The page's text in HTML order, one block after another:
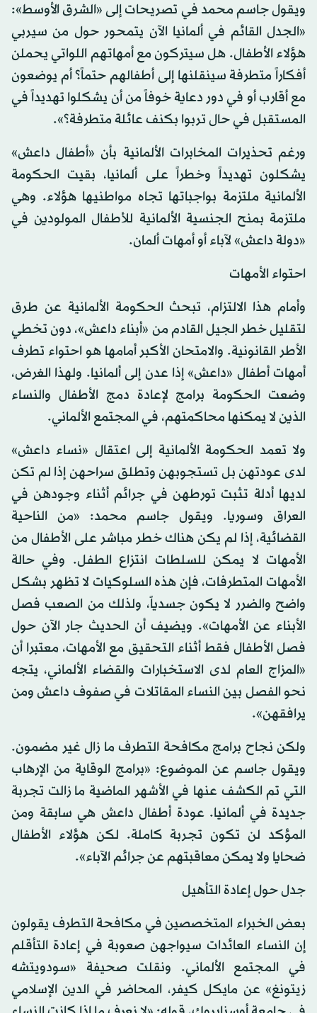
ويقول جاسم محمد في تصريحات إلى «الشرق الأوسط»:
«الجدل القائم في ألمانيا الآن يتمحور حول من سيربي
هؤلاء الأطفال. هل سيتركون مع أمهاتهم اللواتي يحملن
أفكاراً متطرفة سينقلنها إلى أطفالهم حتماً؟ أم يوضعون
مع أقارب أو في دور دعاية خوفاً من أن يشكلوا تهديداً في
المستقبل في حال تربوا بكنف عائلة متطرفة؟».
ورغم تحذيرات المخابرات الألمانية بأن «أطفال داعش»
يشكلون تهديداً وخطراً على ألمانيا، بقيت الحكومة
الألمانية ملتزمة بواجباتها تجاه مواطنيها هؤلاء. وهي
ملتزمة بمنح الجنسية الألمانية للأطفال المولودين في
«دولة داعش» لآباء أو أمهات ألمان.
احتواء الأمهات
وأمام هذا الالتزام، تبحث الحكومة الألمانية عن طرق
لتقليل خطر الجيل القادم من «أبناء داعش»، دون تخطي
الأطر القانونية. والامتحان الأكبر أمامها هو احتواء تطرف
أمهات أطفال «داعش» إذا عدن إلى ألمانيا. ولهذا الغرض،
وضعت الحكومة برامج لإعادة دمج الأطفال والنساء
الذين لا يمكنها محاكمتهم، في المجتمع الألماني.
ولا تعمد الحكومة الألمانية إلى اعتقال «نساء داعش»
لدى عودتهن بل تستجوبهن وتطلق سراحهن إذا لم تكن
لديها أدلة تثبت تورطهن في جرائم أثناء وجودهن في
العراق وسوريا. ويقول جاسم محمد: «من الناحية
القضائية، إذا لم يكن هناك خطر مباشر على الأطفال من
الأمهات لا يمكن للسلطات انتزاع الطفل. وفي حالة
الأمهات المتطرفات، فإن هذه السلوكيات لا تظهر بشكل
واضح والضرر لا يكون جسدياً، ولذلك من الصعب فصل
الأبناء عن الأمهات». ويضيف أن الحديث جار الآن حول
فصل الأطفال فقط أثناء التحقيق مع الأمهات، معتبرا أن
«المزاج العام لدى الاستخبارات والقضاء الألماني، يتجه
نحو الفصل بين النساء المقاتلات في صفوف داعش ومن
يرافقهن».
ولكن نجاح برامج مكافحة التطرف ما زال غير مضمون.
ويقول جاسم عن الموضوع: «برامج الوقاية من الإرهاب
التي تم الكشف عنها في الأشهر الماضية ما زالت تجربة
جديدة في ألمانيا. عودة أطفال داعش هي سابقة ومن
المؤكد لن تكون تجربة كاملة. لكن هؤلاء الأطفال
ضحايا ولا يمكن معاقبتهم عن جرائم الآباء».
جدل حول إعادة التأهيل
بعض الخبراء المتخصصين في مكافحة التطرف يقولون
إن النساء العائدات سيواجهن صعوبة في إعادة التأقلم
في المجتمع الألماني. ونقلت صحيفة «سودويتشه
زيتونغ» عن مايكل كيفر، المحاضر في الدين الإسلامي